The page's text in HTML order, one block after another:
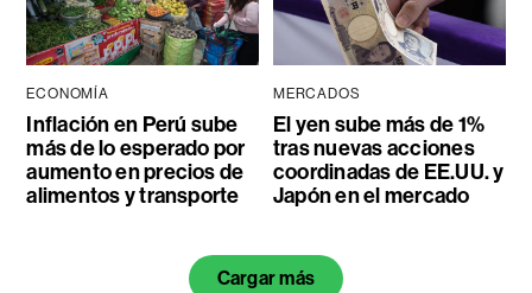
ECONOMÍA
Inflación en Perú sube
más de lo esperado por
aumento en precios de
alimentos y transporte
MERCADOS
El yen sube más de 1%
tras nuevas acciones
coordinadas de EE.UU. y
Japón en el mercado
Cargar más